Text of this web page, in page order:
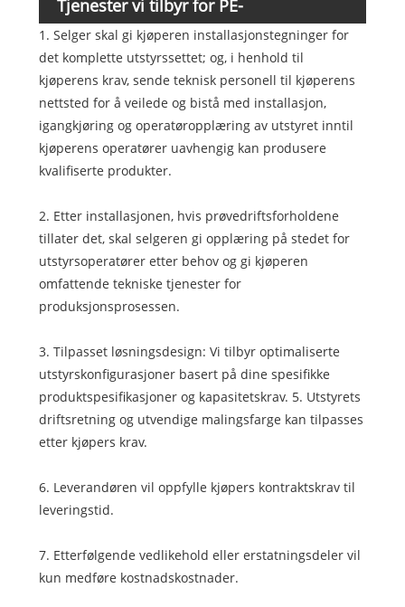
Tjenester vi tilbyr for PE-
dreneringsplateprosjekter
1. Selger skal gi kjøperen installasjonstegninger for
det komplette utstyrssettet; og, i henhold til
kjøperens krav, sende teknisk personell til kjøperens
nettsted for å veilede og bistå med installasjon,
igangkjøring og operatøropplæring av utstyret inntil
kjøperens operatører uavhengig kan produsere
kvalifiserte produkter.
2. Etter installasjonen, hvis prøvedriftsforholdene
tillater det, skal selgeren gi opplæring på stedet for
utstyrsoperatører etter behov og gi kjøperen
omfattende tekniske tjenester for
produksjonsprosessen.
3. Tilpasset løsningsdesign: Vi tilbyr optimaliserte
utstyrskonfigurasjoner basert på dine spesifikke
produktspesifikasjoner og kapasitetskrav. 5. Utstyrets
driftsretning og utvendige malingsfarge kan tilpasses
etter kjøpers krav.
6. Leverandøren vil oppfylle kjøpers kontraktskrav til
leveringstid.
7. Etterfølgende vedlikehold eller erstatningsdeler vil
kun medføre kostnadskostnader.